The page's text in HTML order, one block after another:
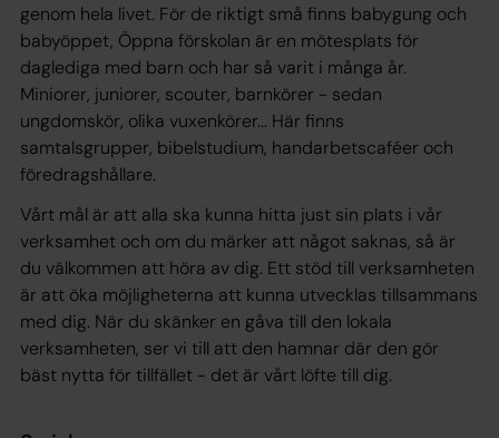
genom hela livet. För de riktigt små finns babygung och
babyöppet, Öppna förskolan är en mötesplats för
daglediga med barn och har så varit i många år.
Miniorer, juniorer, scouter, barnkörer - sedan
ungdomskör, olika vuxenkörer... Här finns
samtalsgrupper, bibelstudium, handarbetscaféer och
föredragshållare.
Vårt mål är att alla ska kunna hitta just sin plats i vår
verksamhet och om du märker att något saknas, så är
du välkommen att höra av dig. Ett stöd till verksamheten
är att öka möjligheterna att kunna utvecklas tillsammans
med dig. När du skänker en gåva till den lokala
verksamheten, ser vi till att den hamnar där den gör
bäst nytta för tillfället - det är vårt löfte till dig.